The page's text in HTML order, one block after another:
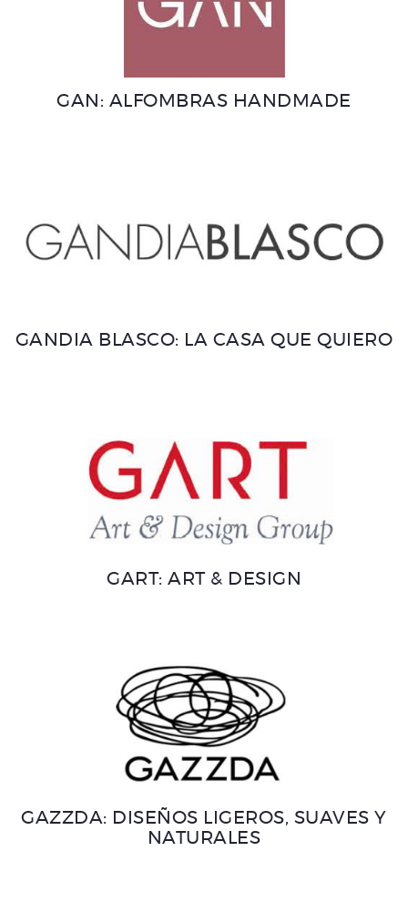
GAN: ALFOMBRAS HANDMADE
GANDIA BLASCO: LA CASA QUE QUIERO
GART: ART & DESIGN
GAZZDA: DISEÑOS LIGEROS, SUAVES Y
NATURALES